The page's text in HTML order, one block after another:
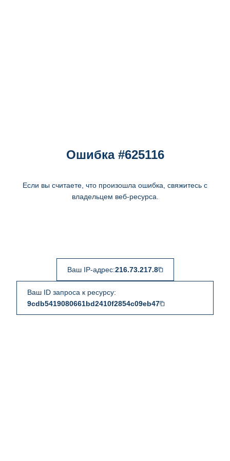
Ошибка #625116
Если вы считаете, что произошла ошибка, свяжитесь с
владельцем веб-ресурса.
Ваш IP-адрес:216.73.217.8
Ваш ID запроса к ресурсу:
9cdb5419080661bd2410f2854c09eb47